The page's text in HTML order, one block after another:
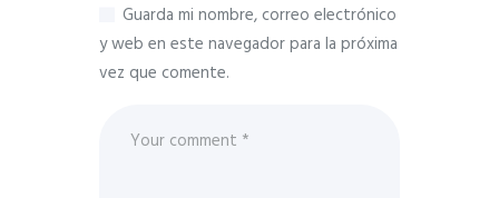
Guarda mi nombre, correo electrónico
y web en este navegador para la próxima
vez que comente.